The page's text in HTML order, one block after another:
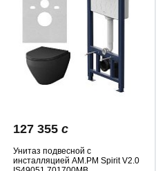
127 355 c
Унитаз подвесной с
инсталляцией AM.PM Spirit V2.0